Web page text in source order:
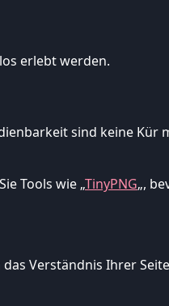
erlebt werden.
sind keine Kür
Tools wie „TinyPNG„,
Verständnis Ihrer